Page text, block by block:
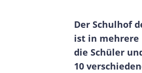
Der Schulhof
ist in mehrere
die Schüler
10